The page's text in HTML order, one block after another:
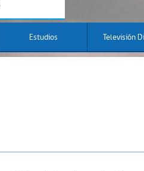
Estudios Televisión